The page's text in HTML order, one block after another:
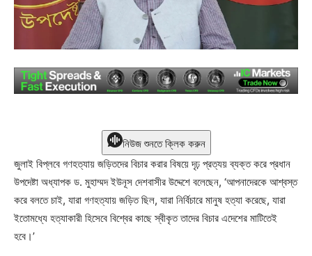
নিউজ শুনতে ক্লিক করুন
জুলাই বিপ্লবে গণহত্যায় জড়িতদের বিচার করার বিষয়ে দৃঢ় প্রত্যয় ব্যক্ত করে প্রধান
উপদেষ্টা অধ্যাপক ড. মুহাম্মদ ইউনূস দেশবাসীর উদ্দেশে বলেছেন, ‘আপনাদেরকে আশ্বস্ত
করে বলতে চাই, যারা গণহত্যায় জড়িত ছিল, যারা নির্বিচারে মানুষ হত্যা করেছে, যারা
ইতোমধ্যে হত্যাকারী হিসেবে বিশ্বের কাছে স্বীকৃত তাদের বিচার এদেশের মাটিতেই
হবে।’